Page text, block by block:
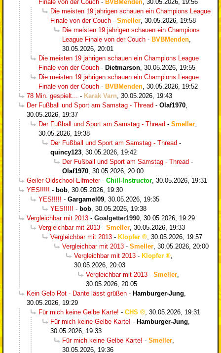
Finale von der Couch - BVBMenden 30.05.2026, 19:56
Die meisten 19 jährigen schauen ein Champions League
Finale von der Couch - Smeller 30.05.2026, 19:58
Die meisten 19 jährigen schauen ein Champions
League Finale von der Couch - BVBMenden
30.05.2026, 20:01
Die meisten 19 jährigen schauen ein Champions League
Finale von der Couch - Dietmarson 30.05.2026, 19:55
Die meisten 19 jährigen schauen ein Champions League
Finale von der Couch - BVBMenden 30.05.2026, 19:52
78 Min. gespielt...
- Karak Varn 30.05.2026, 19:43
Der Fußball und Sport am Samstag - Thread - Olaf1970
30.05.2026, 19:37
Der Fußball und Sport am Samstag - Thread - Smeller
30.05.2026, 19:38
Der Fußball und Sport am Samstag - Thread -
quincy123 30.05.2026, 19:42
Der Fußball und Sport am Samstag - Thread -
Olaf1970 30.05.2026, 20:00
Geiler Oldschool-Elfmeter- Chill-Instructor 30.05.2026, 19:31
YES!!!!! - bob 30.05.2026, 19:30
YES!!!!! - Gargamel09 30.05.2026, 19:35
YES!!!!! - bob 30.05.2026, 19:38
Vergleichbar mit 2013 - Goalgetter1990 30.05.2026, 19:29
Vergleichbar mit 2013 - Smeller 30.05.2026, 19:33
Vergleichbar mit 2013 - Klopfer
30.05.2026, 19:57
Vergleichbar mit 2013 - Smeller 30.05.2026, 20:00
Vergleichbar mit 2013 - Klopfer
30.05.2026, 20:03
Vergleichbar mit 2013 - Smeller
30.05.2026, 20:05
Kein Gelb Rot - Dante lässt grüßen - Hamburger-Jung
30.05.2026, 19:29
Für mich keine Gelbe Karte! - CHS
30.05.2026, 19:31
Für mich keine Gelbe Karte! - Hamburger-Jung
30.05.2026, 19:33
Für mich keine Gelbe Karte! - Smeller
30.05.2026, 19:36